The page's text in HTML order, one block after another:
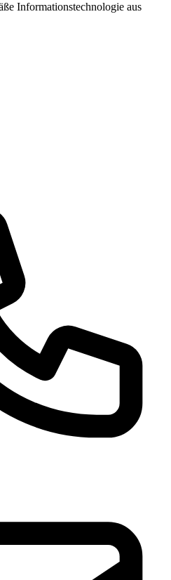
Informationstechnologie aus